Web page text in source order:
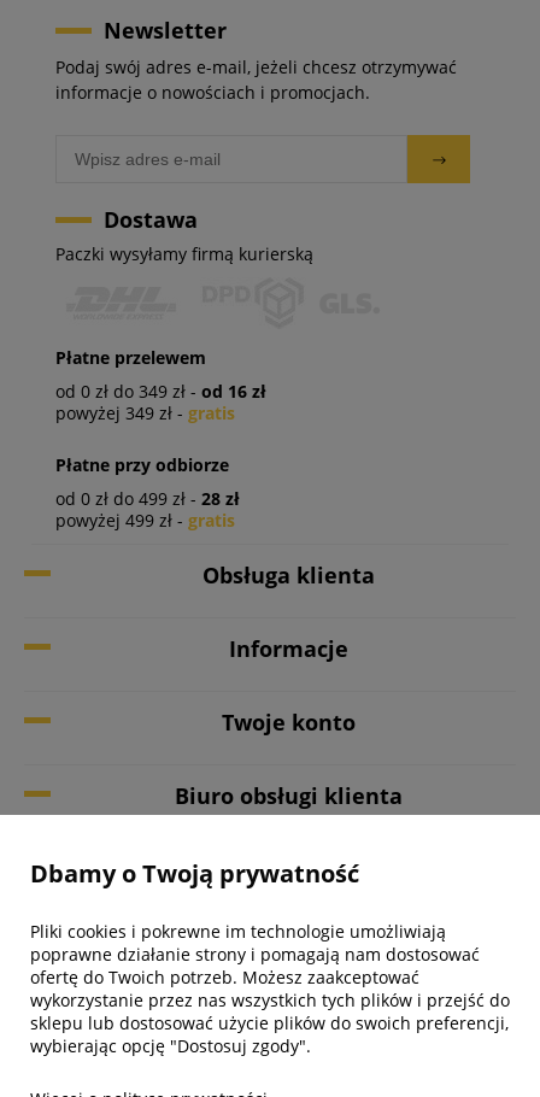
Newsletter
Podaj swój adres e-mail, jeżeli chcesz otrzymywać
informacje o nowościach i promocjach.
Dostawa
Paczki wysyłamy firmą kurierską
Płatne przelewem
od 0 zł do 349 zł - od 16 zł
powyżej 349 zł - gratis
Płatne przy odbiorze
od 0 zł do 499 zł - 28 zł
powyżej 499 zł - gratis
Obsługa klienta
Informacje
Twoje konto
Biuro obsługi klienta
made with: by www.mamezi.pl
Dbamy o Twoją prywatność
Pliki cookies i pokrewne im technologie umożliwiają
poprawne działanie strony i pomagają nam dostosować
ofertę do Twoich potrzeb. Możesz zaakceptować
wykorzystanie przez nas wszystkich tych plików i przejść do
sklepu lub dostosować użycie plików do swoich preferencji,
wybierając opcję "Dostosuj zgody".